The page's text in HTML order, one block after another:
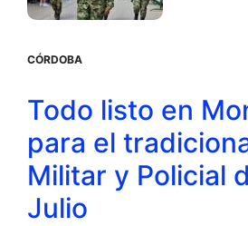
CÓRDOBA
Todo listo en
para el
Militar y Policial
Julio